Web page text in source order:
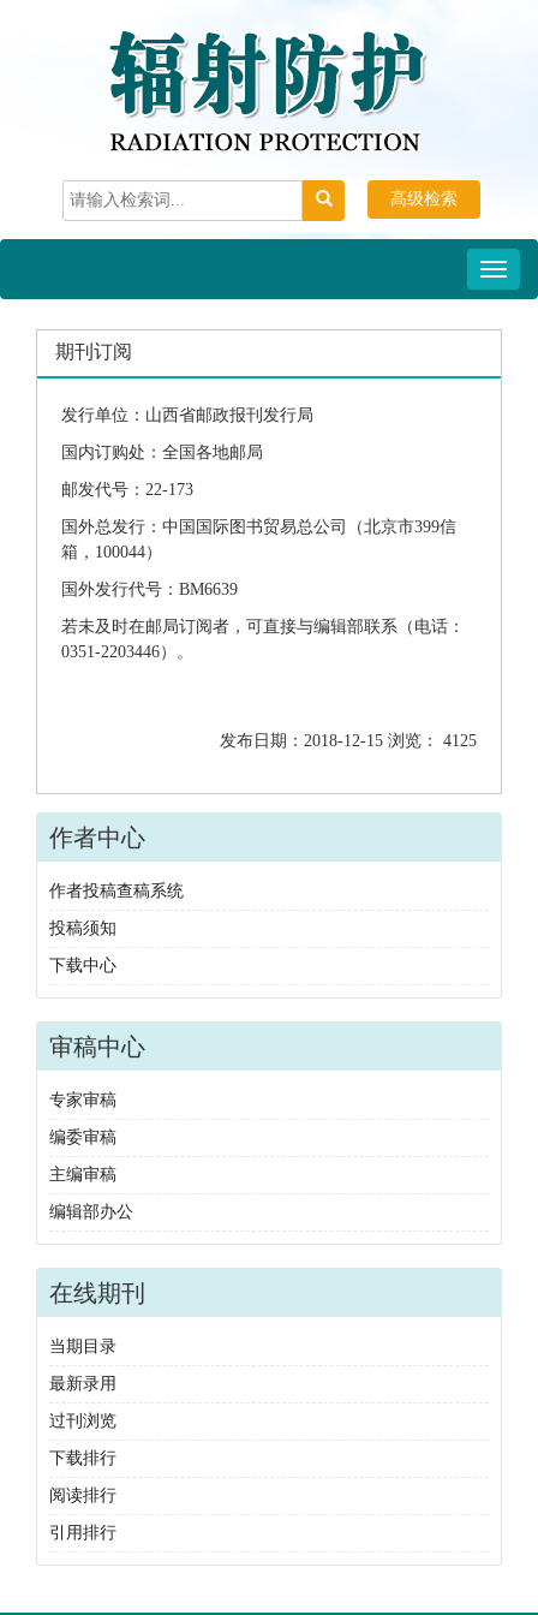
高级检索
Toggle
期刊订阅
发行单位：山西省邮政报刊发行局
国内订购处：全国各地邮局
邮发代号：22-173
国外总发行：中国国际图书贸易总公司（北京市399信
箱，100044）
国外发行代号：BM6639
若未及时在邮局订阅者，可直接与编辑部联系（电话：
0351-2203446）。
发布日期：2018-12-15 浏览： 4125
作者中心
作者投稿查稿系统
投稿须知
下载中心
审稿中心
专家审稿
编委审稿
主编审稿
编辑部办公
在线期刊
当期目录
最新录用
过刊浏览
下载排行
阅读排行
引用排行